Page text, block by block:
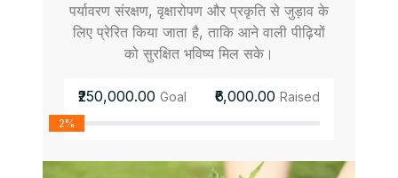
पर्यावरण संरक्षण, वृक्षारोपण और प्रकृति से जुड़ाव के
लिए प्रेरित किया जाता है, ताकि आने वाली पीढ़ियों
को सुरक्षित भविष्य मिल सके।
₹250,000.00 Goal ₹6,000.00 Raised
2%